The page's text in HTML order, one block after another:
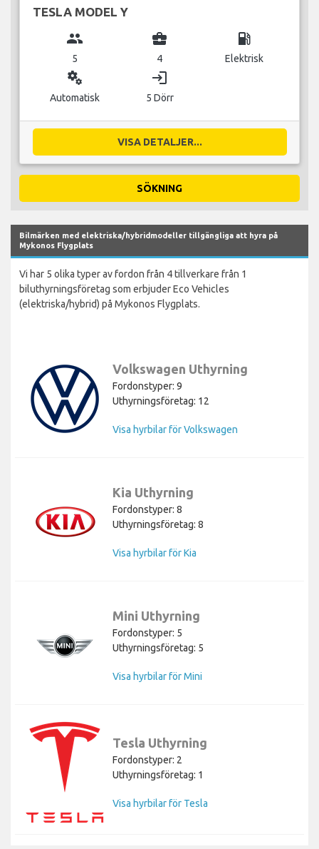
TESLA MODEL Y
group
5
business_center
4
local_gas_station
Elektrisk
miscellaneous_services
Automatisk
login
5 Dörr
VISA DETALJER...
SÖKNING
Bilmärken med elektriska/hybridmodeller tillgängliga att hyra på
Mykonos Flygplats
Vi har 5 olika typer av fordon från 4 tillverkare från 1
biluthyrningsföretag som erbjuder Eco Vehicles
(elektriska/hybrid) på Mykonos Flygplats.
Volkswagen Uthyrning
Fordonstyper: 9
Uthyrningsföretag: 12
Visa hyrbilar för Volkswagen
Kia Uthyrning
Fordonstyper: 8
Uthyrningsföretag: 8
Visa hyrbilar för Kia
Mini Uthyrning
Fordonstyper: 5
Uthyrningsföretag: 5
Visa hyrbilar för Mini
Tesla Uthyrning
Fordonstyper: 2
Uthyrningsföretag: 1
Visa hyrbilar för Tesla